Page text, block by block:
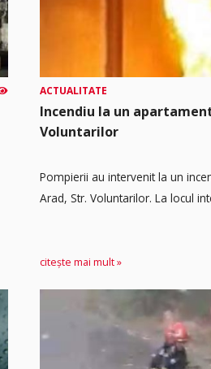
ACTUALITATE
Incendiu la un
Voluntarilor
Pompierii au intervenit la un
Arad, Str. Voluntarilor. La locul
citește mai mult »